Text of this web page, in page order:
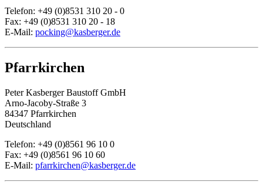
Telefon: +49 (0)8531 310 20 - 0
Fax: +49 (0)8531 310 20 - 18
E-Mail: pocking@kasberger.de
Pfarrkirchen
Peter Kasberger Baustoff GmbH
Arno-Jacoby-Straße 3
84347 Pfarrkirchen
Deutschland
Telefon: +49 (0)8561 96 10 0
Fax: +49 (0)8561 96 10 60
E-Mail: pfarrkirchen@kasberger.de